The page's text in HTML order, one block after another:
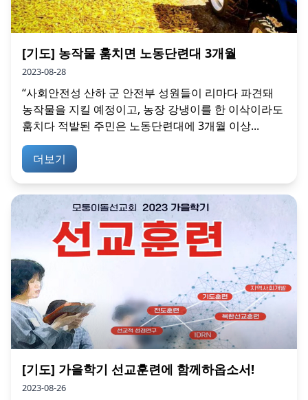
[기도] 농작물 훔치면 노동단련대 3개월
2023-08-28
“사회안전성 산하 군 안전부 성원들이 리마다 파견돼
농작물을 지킬 예정이고, 농장 강냉이를 한 이삭이라도
훔치다 적발된 주민은 노동단련대에 3개월 이상...
더보기
[기도] 가을학기 선교훈련에 함께하옵소서!
2023-08-26